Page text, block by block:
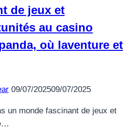
de jeux et
au casino
où laventure et
09/07/202509/07/2025
un monde fascinant de jeux et